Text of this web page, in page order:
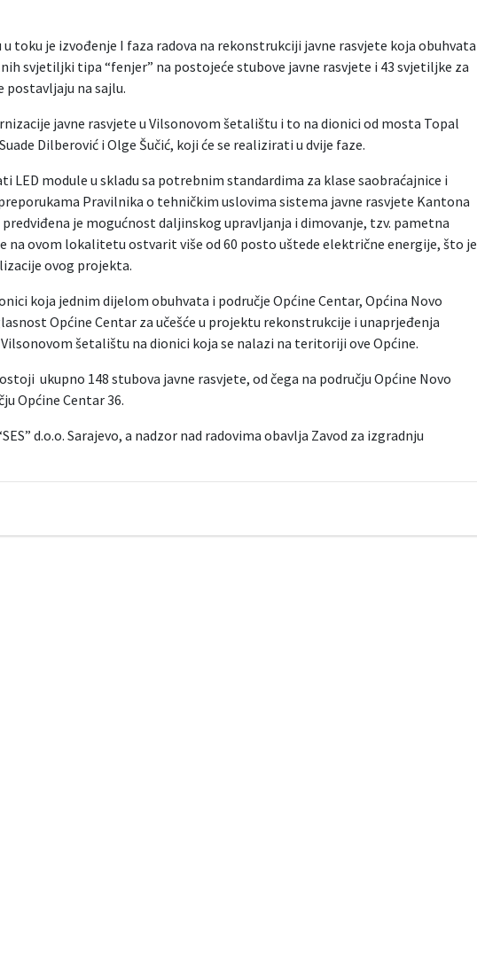
toku je izvođenje I faza radova na rekonstrukciji javne rasvjete koja obuhvata
svjetiljki tipa “fenjer” na postojeće stubove javne rasvjete i 43 svjetiljke za
postavljaju na sajlu.
javne rasvjete u Vilsonovom šetalištu i to na dionici od mosta Topal
Dilberović i Olge Šučić, koji će se realizirati u dvije faze.
LED module u skladu sa potrebnim standardima za klase saobraćajnice i
Pravilnika o tehničkim uslovima sistema javne rasvjete Kantona
predviđena je mogućnost daljinskog upravljanja i dimovanje, tzv. pametna
na ovom lokalitetu ostvarit više od 60 posto uštede električne energije, što je
ovog projekta.
koja jednim dijelom obuhvata i područje Općine Centar, Općina Novo
Općine Centar za učešće u projektu rekonstrukcije i unaprjeđenja
šetalištu na dionici koja se nalazi na teritoriji ove Općine.
ukupno 148 stubova javne rasvjete, od čega na području Općine Novo
Općine Centar 36.
d.o.o. Sarajevo, a nadzor nad radovima obavlja Zavod za izgradnju